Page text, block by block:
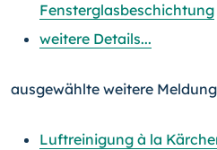
Fensterglasbeschichtung
weitere Details...
ausgewählte weitere
Luftreinigung à la